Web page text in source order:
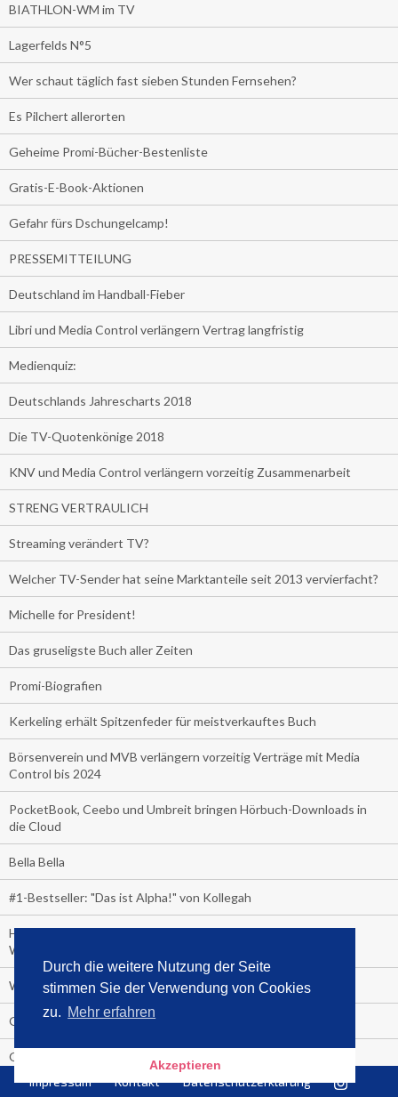
Durch die weitere Nutzung der Seite
stimmen Sie der Verwendung von Cookies
zu. Mehr erfahren
Akzeptieren
BIATHLON-WM im TV
Lagerfelds N°5
Wer schaut täglich fast sieben Stunden Fernsehen?
Es Pilchert allerorten
Geheime Promi-Bücher-Bestenliste
Gratis-E-Book-Aktionen
Gefahr fürs Dschungelcamp!
PRESSEMITTEILUNG
Deutschland im Handball-Fieber
Libri und Media Control verlängern Vertrag langfristig
Medienquiz:
Deutschlands Jahrescharts 2018
Die TV-Quotenkönige 2018
KNV und Media Control verlängern vorzeitig Zusammenarbeit
STRENG VERTRAULICH
Streaming verändert TV?
Welcher TV-Sender hat seine Marktanteile seit 2013 vervierfacht?
Michelle for President!
Das gruseligste Buch aller Zeiten
Promi-Biografien
Kerkeling erhält Spitzenfeder für meistverkauftes Buch
Börsenverein und MVB verlängern vorzeitig Verträge mit Media
Control bis 2024
PocketBook, Ceebo und Umbreit bringen Hörbuch-Downloads in
die Cloud
Bella Bella
#1-Bestseller: "Das ist Alpha!" von Kollegah
Hammer! "Fear: Trump in the White House" (auf Englisch) von
Watergate-Urgestein
Wie alt sind die TV-Zuschauer
Geisterfahrer auf Überholspur
Gegen Einsamkeit: Single-Haushalte schauen täglich fast 6
Impressum Kontakt Datenschutzerklärung